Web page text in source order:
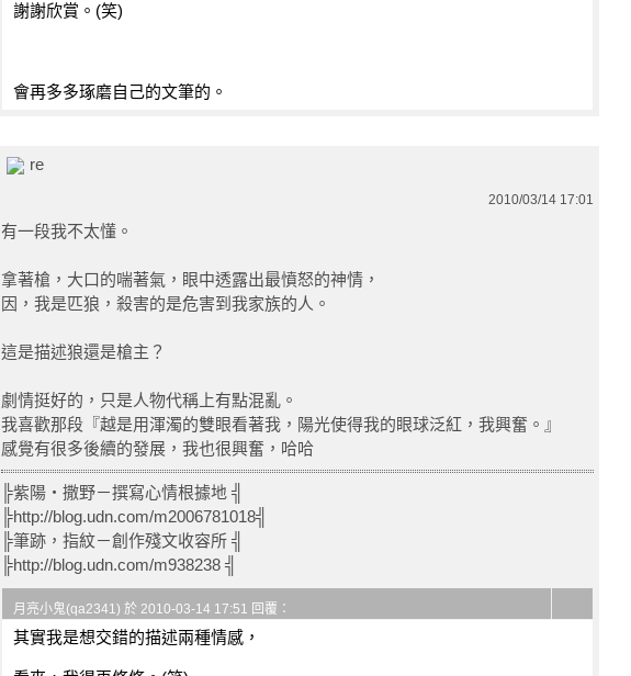
謝謝欣賞。(笑)
會再多多琢磨自己的文筆的。
re
2010/03/14 17:01
有一段我不太懂。
拿著槍，大口的喘著氣，眼中透露出最憤怒的神情，
因，我是匹狼，殺害的是危害到我家族的人。
這是描述狼還是槍主？
劇情挺好的，只是人物代稱上有點混亂。
我喜歡那段『越是用渾濁的雙眼看著我，陽光使得我的眼球泛紅，我興奮。』
感覺有很多後續的發展，我也很興奮，哈哈
╠紫陽‧撒野－撰寫心情根據地 ╣
╠http://blog.udn.com/m2006781018╣
╠筆跡，指紋－創作殘文收容所 ╣
╠http://blog.udn.com/m938238 ╣
月亮小鬼(qa2341) 於 2010-03-14 17:51 回覆：
其實我是想交錯的描述兩種情感，